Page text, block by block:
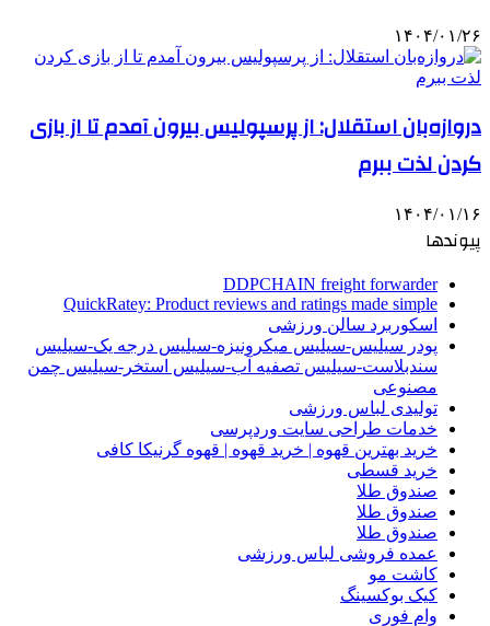
۱۴۰۴/۰۱/۲۶
دروازه‌بان استقلال: از پرسپولیس بیرون آمدم تا از بازی
کردن لذت ببرم
۱۴۰۴/۰۱/۱۶
پیوندها
DDPCHAIN freight forwarder
QuickRatey: Product reviews and ratings made simple
اسکوربرد سالن ورزشی
پودر سیلیس-سیلیس میکرونیزه-سیلیس درجه یک-سیلیس
سندبلاست-سیلیس تصفیه آب-سیلیس استخر-سیلیس چمن
مصنوعی
تولیدی لباس ورزشی
خدمات طراحی سایت وردپرسی
خرید بهترین قهوه | خرید قهوه | قهوه گرنیکا کافی
خرید قسطی
صندوق طلا
صندوق طلا
صندوق طلا
عمده فروشی لباس ورزشی
کاشت مو
کیک بوکسینگ
وام فوری